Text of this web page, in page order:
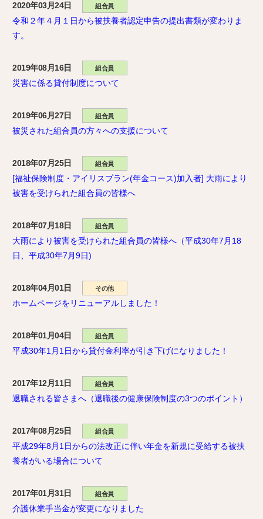
2020年03月24日 組合員
令和２年４月１日から被扶養者認定申告の提出書類が変わりま
す。
2019年08月16日 組合員
災害に係る貸付制度について
2019年06月27日 組合員
被災された組合員の方々への支援について
2018年07月25日 組合員
[福祉保険制度・アイリスプラン(年金コース)加入者] 大雨により
被害を受けられた組合員の皆様へ
2018年07月18日 組合員
大雨により被害を受けられた組合員の皆様へ（平成30年7月18
日、平成30年7月9日)
2018年04月01日 その他
ホームページをリニューアルしました！
2018年01月04日 組合員
平成30年1月1日から貸付金利率が引き下げになりました！
2017年12月11日 組合員
退職される皆さまへ（退職後の健康保険制度の3つのポイント）
2017年08月25日 組合員
平成29年8月1日からの法改正に伴い年金を新規に受給する被扶
養者がいる場合について
2017年01月31日 組合員
介護休業手当金が変更になりました